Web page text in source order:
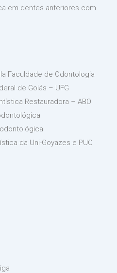
em dentes anteriores com
Faculdade de Odontologia
de Goiás – UFG
Restauradora – ABO
da Uni-Goyazes e PUC